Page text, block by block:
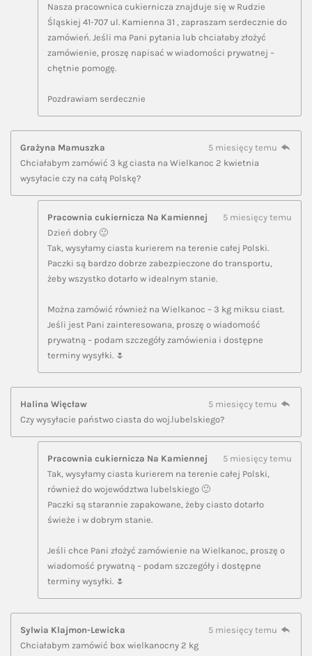
Nasza pracownica cukiernicza znajduje się w Rudzie
Śląskiej 41-707 ul. Kamienna 31 , zapraszam serdecznie do
zamówień. Jeśli ma Pani pytania lub chciałaby złożyć
zamówienie, proszę napisać w wiadomości prywatnej –
chętnie pomogę.
Pozdrawiam serdecznie
Grażyna Mamuszka
5 miesięcy temu
Chciałabym zamówić 3 kg ciasta na Wielkanoc 2 kwietnia
wysyłacie czy na całą Polskę?
Pracownia cukiernicza Na Kamiennej
5 miesięcy temu
Dzień dobry 🙂
Tak, wysyłamy ciasta kurierem na terenie całej Polski.
Paczki są bardzo dobrze zabezpieczone do transportu,
żeby wszystko dotarło w idealnym stanie.
Można zamówić również na Wielkanoc – 3 kg miksu ciast.
Jeśli jest Pani zainteresowana, proszę o wiadomość
prywatną – podam szczegóły zamówienia i dostępne
terminy wysyłki. 🌷
Halina Więcław
5 miesięcy temu
Czy wysyłacie państwo ciasta do woj.lubelskiego?
Pracownia cukiernicza Na Kamiennej
5 miesięcy temu
Tak, wysyłamy ciasta kurierem na terenie całej Polski,
również do województwa lubelskiego 🙂
Paczki są starannie zapakowane, żeby ciasto dotarło
świeże i w dobrym stanie.
Jeśli chce Pani złożyć zamówienie na Wielkanoc, proszę o
wiadomość prywatną – podam szczegóły i dostępne
terminy wysyłki. 🌷
Sylwia Klajmon-Lewicka
5 miesięcy temu
Chciałabym zamówić box wielkanocny 2 kg